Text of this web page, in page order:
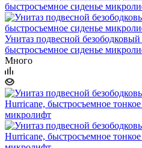
Унитаз подвесной
быстросъемное сиденье
Много